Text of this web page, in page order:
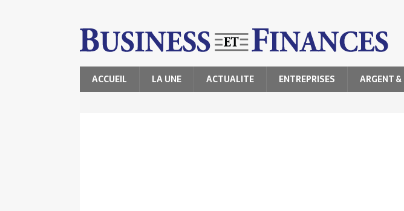
ACCUEIL LA UNE ACTUALITE ENTREPRISES ARGENT